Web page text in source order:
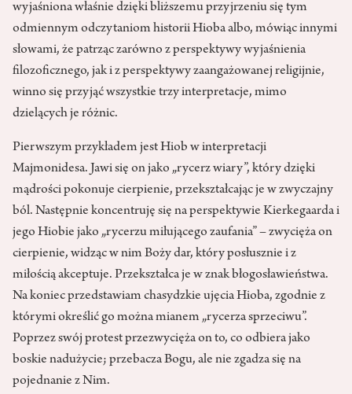
wyjaśniona właśnie dzięki bliższemu przyjrzeniu się tym
odmiennym odczytaniom historii Hioba albo, mówiąc innymi
sło­wami, że patrząc zarówno z per­spektywy wyjaśnienia
filozoficz­nego, jak i z perspektywy zaangażo­wanej religijnie,
winno się przyjąć wszystkie trzy interpretacje, mimo
dzielących je różnic.
Pierwszym przykładem jest Hiob w interpretacji
Majmonidesa. Jawi się on jako „rycerz wiary”, który dzięki
mądrości pokonuje cierpienie, prze­kształcając je w zwyczajny
ból. Następnie koncentruję się na perspektywie Kierkegaarda i
jego Hiobie jako „rycerzu miłującego zaufania” – zwycięża on
cierpienie, widząc w nim Boży dar, który posłusznie i z
miłością akceptuje. Przekształca je w znak błogosławieństwa.
Na koniec przedstawiam cha­sydzkie ujęcia Hioba, zgodnie z
którymi określić go można mianem „rycerza sprzeciwu”.
Poprzez swój protest przezwycięża on to, co odbiera jako
boskie nadużycie; przebacza Bogu, ale nie zgadza się na
pojednanie z Nim.